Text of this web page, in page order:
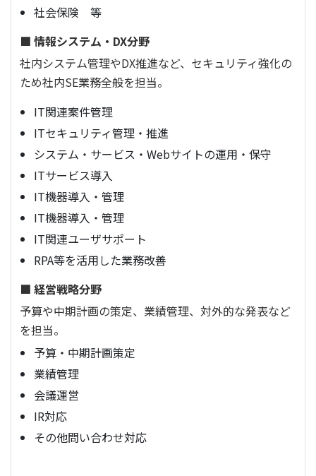
社会保険 等
■ 情報システム・DX分野
社内システム管理やDX推進など、セキュリティ強化の
ため社内SE業務全般を担当。
IT関連案件管理
ITセキュリティ管理・推進
システム・サービス・Webサイトの運用・保守
ITサービス導入
IT機器導入・管理
IT機器導入・管理
IT関連ユーザサポート
RPA等を活用した業務改善
■ 経営戦略分野
予算や中期計画の策定、業績管理、対外的な発表など
を担当。
予算・中期計画策定
業績管理
会議運営
IR対応
その他問い合わせ対応